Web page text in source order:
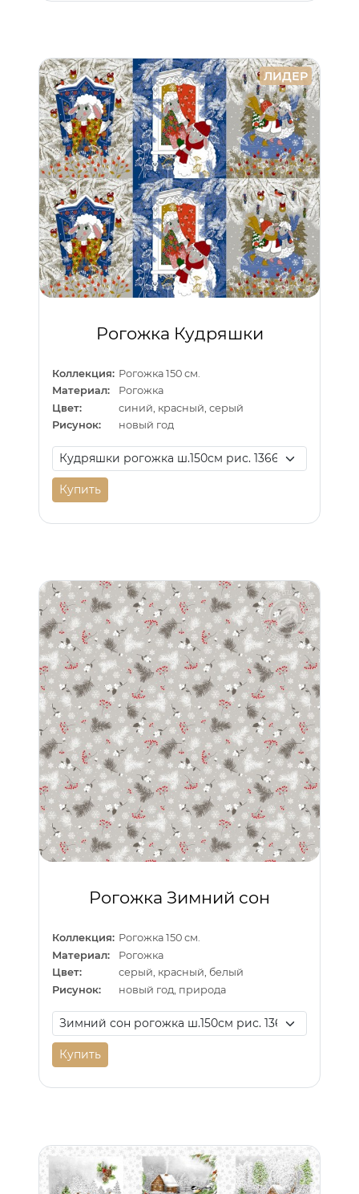
ЛИДЕР
Рогожка Кудряшки
Коллекция: Рогожка 150 см.
Материал:
Рогожка
Цвет:
синий, красный, серый
Рисунок:
новый год
Купить
Рогожка Зимний сон
Коллекция: Рогожка 150 см.
Материал:
Рогожка
Цвет:
серый, красный, белый
Рисунок:
новый год, природа
Купить